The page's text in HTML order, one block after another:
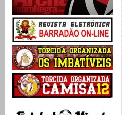
-------------------------------------